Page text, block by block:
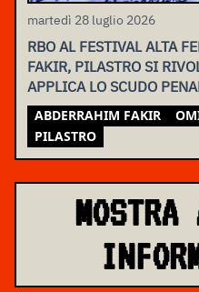
martedì 28 luglio 2026
RBO AL FESTIVAL ALTA
FAKIR, PILASTRO SI
APPLICA LO SCUDO
ASSEMBLEA NAZIONALE
ABDERRAHIM FAKIR
PILASTRO